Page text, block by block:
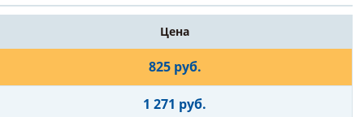
Цена
825 руб.
1 271 руб.